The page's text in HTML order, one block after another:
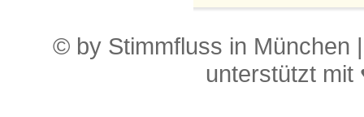
© by Stimmfluss in München
unterstützt